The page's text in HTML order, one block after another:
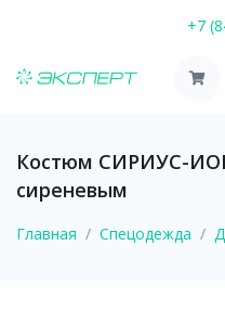
+7
Костюм СИРИУС-
сиреневым
Главная Спецодежда